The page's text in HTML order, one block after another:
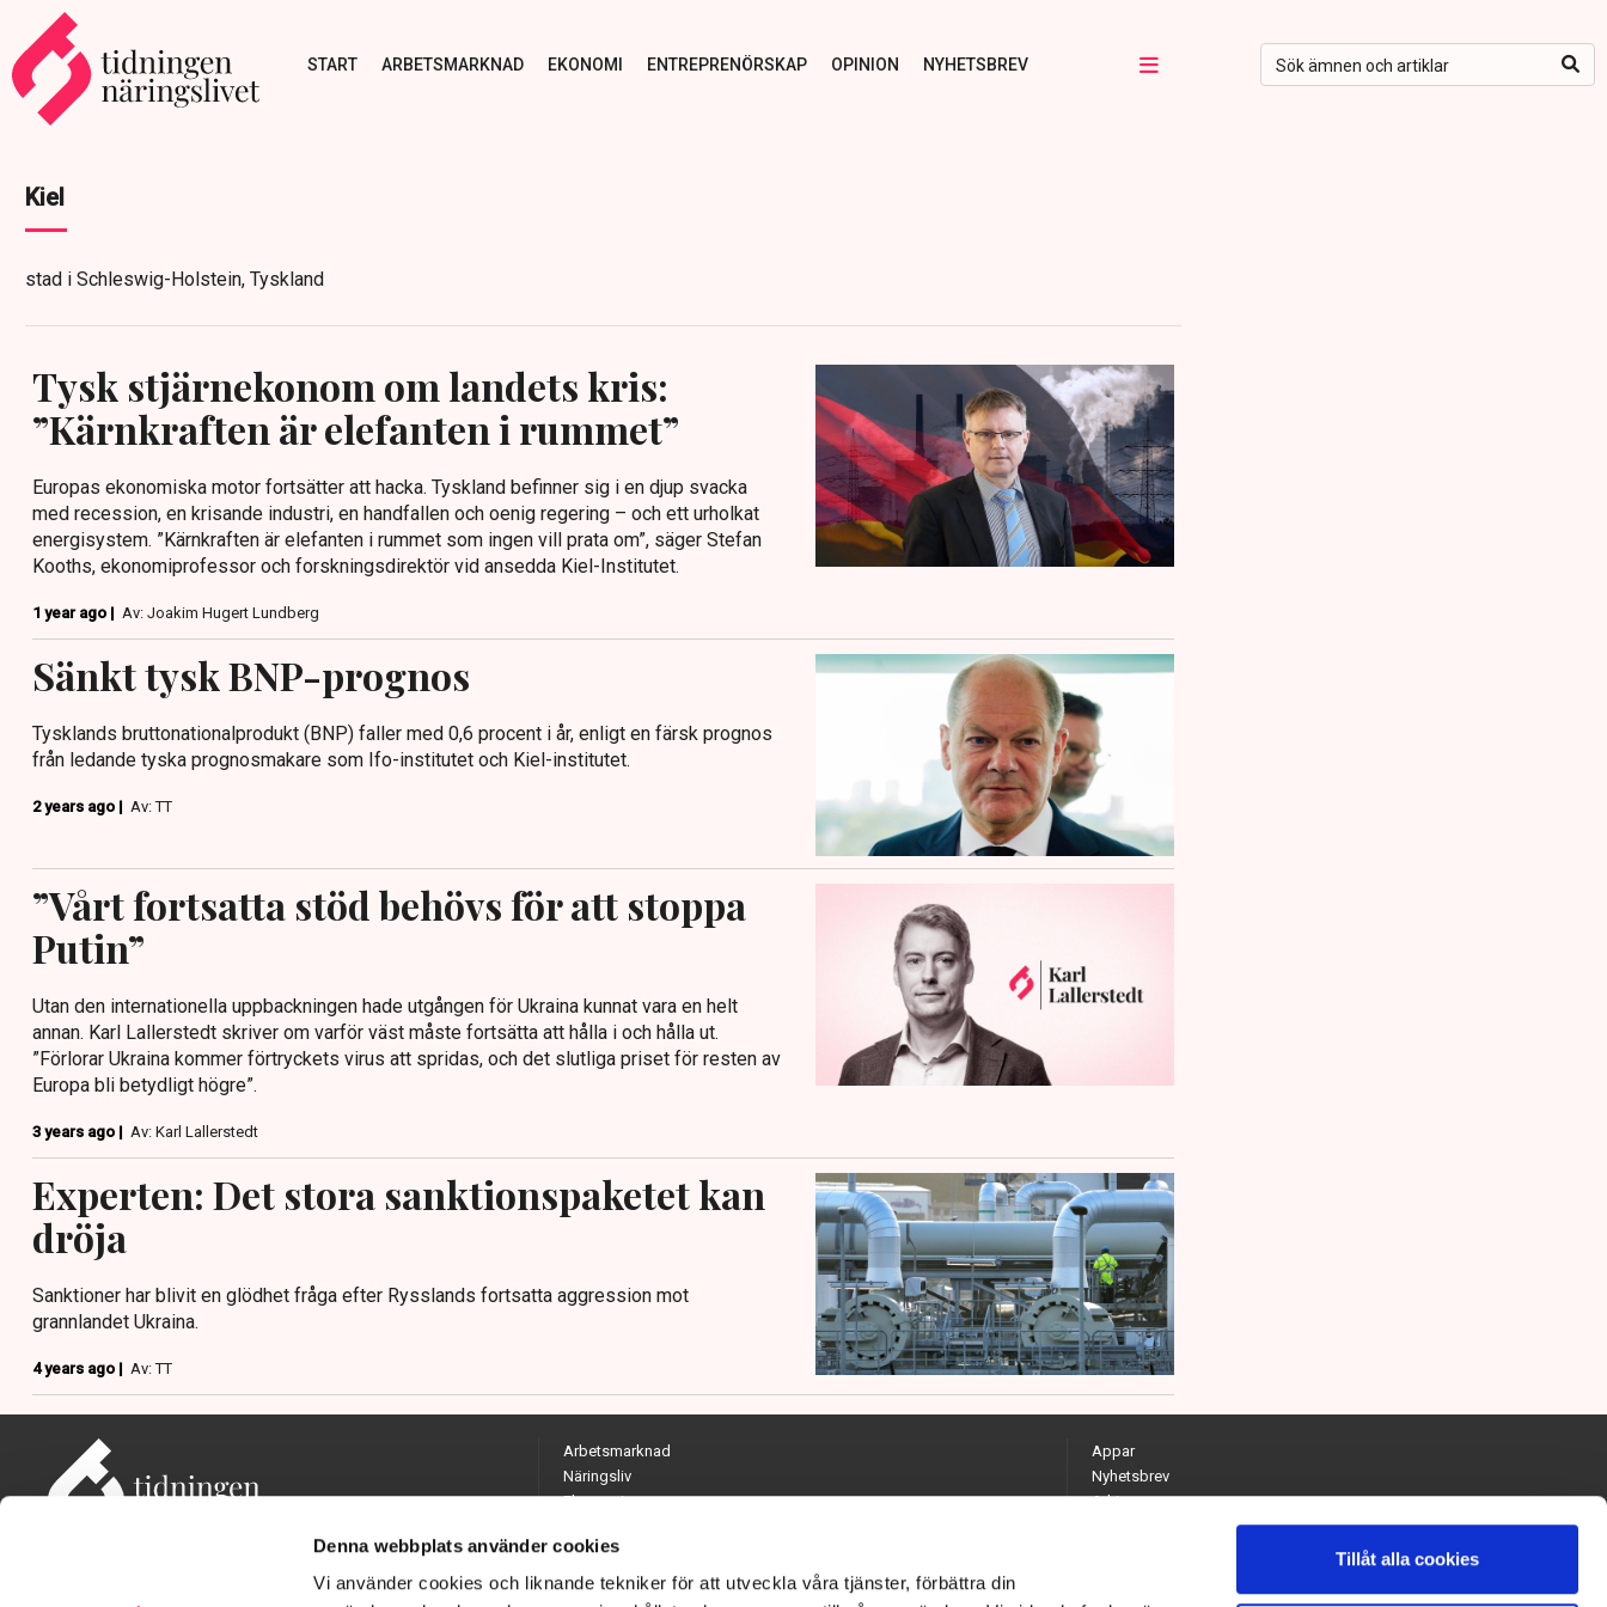
Denna webbplats använder cookies
Vi använder cookies och liknande tekniker för att utveckla våra tjänster, förbättra din
Tillåt alla cookies
START ARBETSMARKNAD EKONOMI ENTREPRENÖRSKAP OPINION NYHETSBREV
Kiel
stad i Schleswig-Holstein, Tyskland
Tysk stjärnekonom om landets kris:
”Kärnkraften är elefanten i rummet”
Europas ekonomiska motor fortsätter att hacka. Tyskland befinner sig i en djup svacka
med recession, en krisande industri, en handfallen och oenig regering – och ett urholkat
energisystem. ”Kärnkraften är elefanten i rummet som ingen vill prata om”, säger Stefan
Kooths, ekonomiprofessor och forskningsdirektör vid ansedda Kiel-Institutet.
1 year ago | Av: Joakim Hugert Lundberg
Sänkt tysk BNP-prognos
Tysklands bruttonationalprodukt (BNP) faller med 0,6 procent i år, enligt en färsk prognos
från ledande tyska prognosmakare som Ifo-institutet och Kiel-institutet.
2 years ago | Av: TT
”Vårt fortsatta stöd behövs för att stoppa
Putin”
Utan den internationella uppbackningen hade utgången för Ukraina kunnat vara en helt
annan. Karl Lallerstedt skriver om varför väst måste fortsätta att hålla i och hålla ut.
”Förlorar Ukraina kommer förtryckets virus att spridas, och det slutliga priset för resten av
Europa bli betydligt högre”.
3 years ago | Av: Karl Lallerstedt
Experten: Det stora sanktionspaketet kan
dröja
Sanktioner har blivit en glödhet fråga efter Rysslands fortsatta aggression mot
grannlandet Ukraina.
4 years ago | Av: TT
Arbetsmarknad
Näringsliv
Ekonomi
Opinion
Hållbarhet
Utrikes
Appar
Nyhetsbrev
Arkiv
Kontakta redaktionen